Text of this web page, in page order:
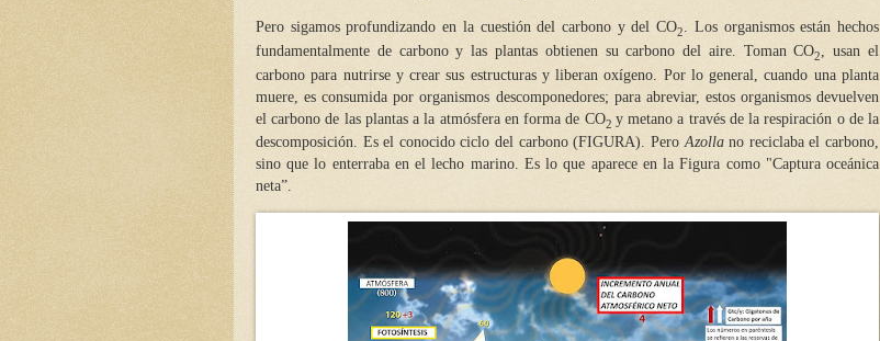
Pero sigamos profundizando en la cuestión del carbono y del CO2. Los organismos están hechos
fundamentalmente de carbono y las plantas obtienen su carbono del aire. Toman CO2
, usan el
carbono para nutrirse y crear sus estructuras y liberan oxígeno. Por lo general, cuando una planta
muere, es consumida por organismos descomponedores; para abreviar, estos organismos devuelven
el carbono de las plantas a la atmósfera en forma de CO2 y metano a través de la respiración o de la
descomposición. Es el conocido ciclo del carbono (FIGURA). PeroAzollano reciclaba el carbono,
sino que lo enterraba en el lecho marino. Es lo que aparece en la Figura como "Captura oceánica
neta”.